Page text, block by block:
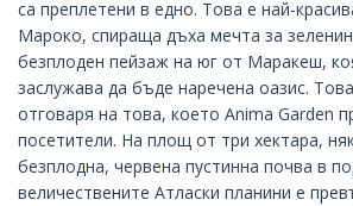
са преплетени в едно. Това е най-
Мароко, спираща дъха мечта за
безплоден пейзаж на юг от Маракеш,
заслужава да бъде наречена оазис.
отговаря на това, което Anima Garden
посетители. На площ от три хектара,
безплодна, червена пустинна почва в
величествените Атласки планини е